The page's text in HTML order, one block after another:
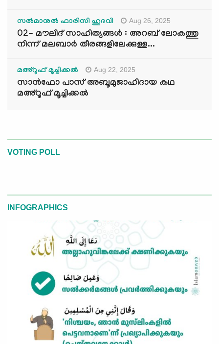
സൽമാനുൽ ഫാരിസി ഹുദവി Aug 26, 2025
02- മൗലിദ് സാഹിത്യങ്ങൾ : അറബ് ലോകത്തു
നിന്ന് മലബാർ തീരങ്ങളിലേക്കുള്ള...
മഅ്റൂഫ് മൂച്ചിക്കല്‍ Aug 22, 2025
സാൻഫോ പാസ് അബൂമുജാഹിദായ കഥ
മഅ്റൂഫ് മൂച്ചിക്കല്‍
VOTING POLL
INFOGRAPHICS